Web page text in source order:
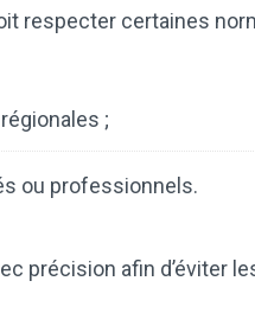
respecter certaines
;
ou professionnels.
précision afin d’éviter